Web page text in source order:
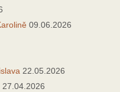
09.06.2026
22.05.2026
27.04.2026